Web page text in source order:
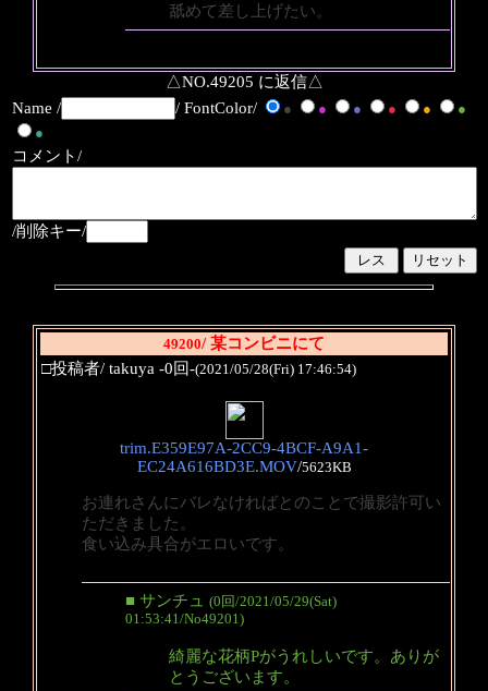
舐めて差し上げたい。
△NO.49205 に返信△
Name /
/ FontColor/ ● ● ● ● ●
●
●
コメント/
/削除キー/
49200/ 某コンビニにて
□投稿者/ takuya -0回-(2021/05/28(Fri) 17:46:54)
trim.E359E97A-2CC9-4BCF-A9A1-
EC24A616BD3E.MOV/5623KB
お連れさんにバレなければとのことで撮影許可い
ただきました。
食い込み具合がエロいです。
■ サンチュ (0回/2021/05/29(Sat)
01:53:41/No49201)
綺麗な花柄Pがうれしいです。ありが
とうございます。